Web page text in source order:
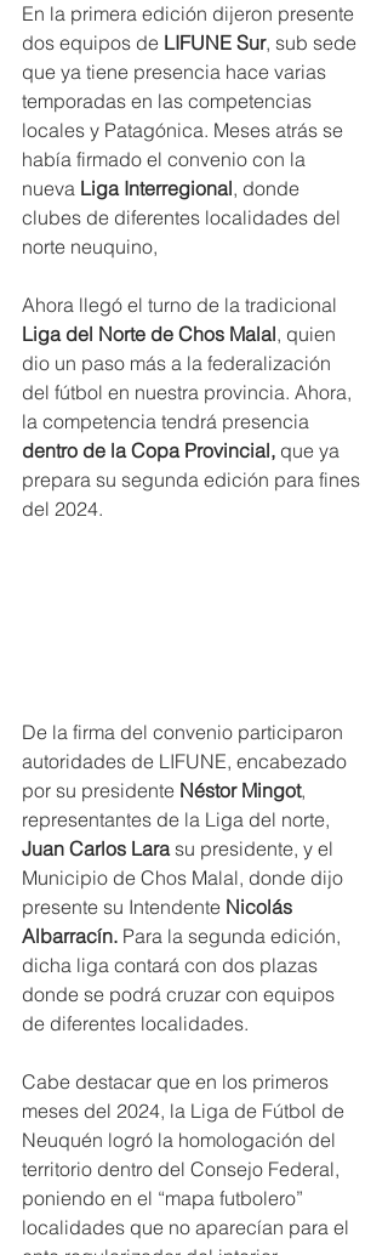
En la primera edición dijeron presente
dos equipos de LIFUNE Sur, sub sede
que ya tiene presencia hace varias
temporadas en las competencias
locales y Patagónica. Meses atrás se
había firmado el convenio con la
nueva Liga Interregional, donde
clubes de diferentes localidades del
norte neuquino,
Ahora llegó el turno de la tradicional
Liga del Norte de Chos Malal, quien
dio un paso más a la federalización
del fútbol en nuestra provincia. Ahora,
la competencia tendrá presencia
dentro de la Copa Provincial, que ya
prepara su segunda edición para fines
del 2024.
De la firma del convenio participaron
autoridades de LIFUNE, encabezado
por su presidente Néstor Mingot,
representantes de la Liga del norte,
Juan Carlos Lara su presidente, y el
Municipio de Chos Malal, donde dijo
presente su Intendente Nicolás
Albarracín. Para la segunda edición,
dicha liga contará con dos plazas
donde se podrá cruzar con equipos
de diferentes localidades.
Cabe destacar que en los primeros
meses del 2024, la Liga de Fútbol de
Neuquén logró la homologación del
territorio dentro del Consejo Federal,
poniendo en el “mapa futbolero”
localidades que no aparecían para el